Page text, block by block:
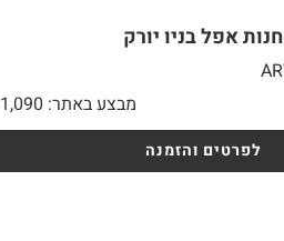
חנות אפל בניו יורק
מבצע באתר: 1,090
לפרטים והזמנה